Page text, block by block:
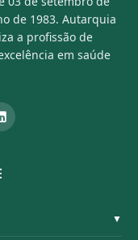
de 1983. Autarquia
a profissão de
em saúde
▼